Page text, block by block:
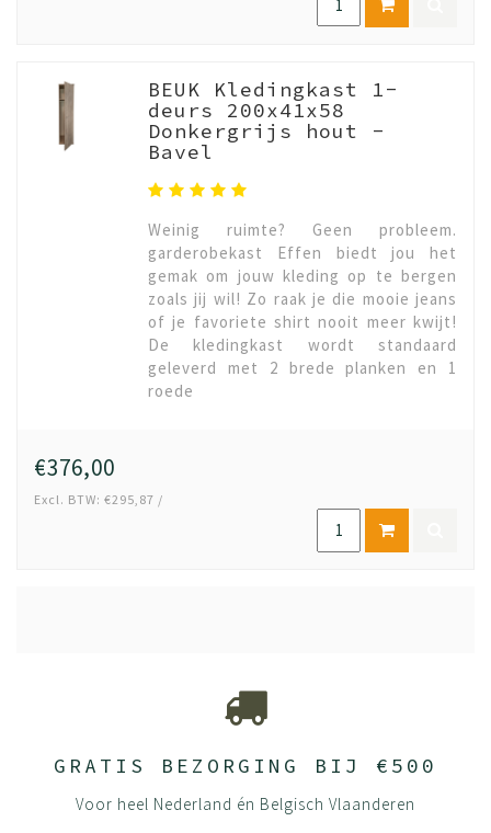
BEUK Kledingkast 1-
deurs 200x41x58
Donkergrijs hout -
Bavel
Weinig ruimte? Geen probleem.
garderobekast Effen biedt jou het
gemak om jouw kleding op te bergen
zoals jij wil! Zo raak je die mooie jeans
of je favoriete shirt nooit meer kwijt!
De kledingkast wordt standaard
geleverd met 2 brede planken en 1
roede
€376,00
Excl. BTW: €295,87 /
GRATIS BEZORGING BIJ €500
Voor heel Nederland én Belgisch Vlaanderen